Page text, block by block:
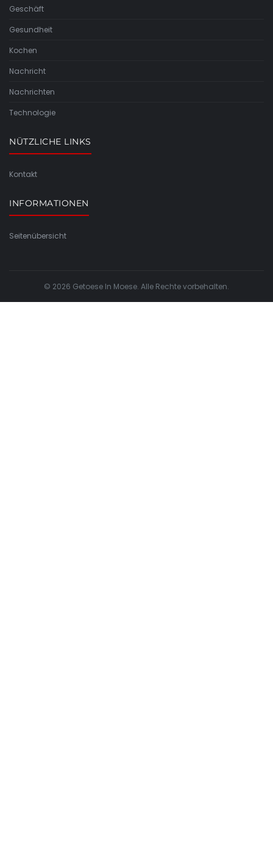
Geschäft
Gesundheit
Kochen
Nachricht
Nachrichten
Technologie
NÜTZLICHE LINKS
Kontakt
INFORMATIONEN
Seitenübersicht
© 2026 Getoese In Moese. Alle Rechte vorbehalten.